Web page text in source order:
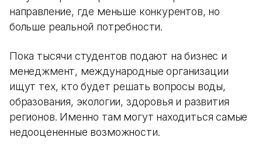
направление, где меньше конкурентов, но
больше реальной потребности.
Пока тысячи студентов подают на бизнес и
менеджмент, международные организации
ищут тех, кто будет решать вопросы воды,
образования, экологии, здоровья и развития
регионов. Именно там могут находиться самые
недооцененные возможности.